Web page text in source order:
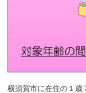
横須賀市に在住の１歳